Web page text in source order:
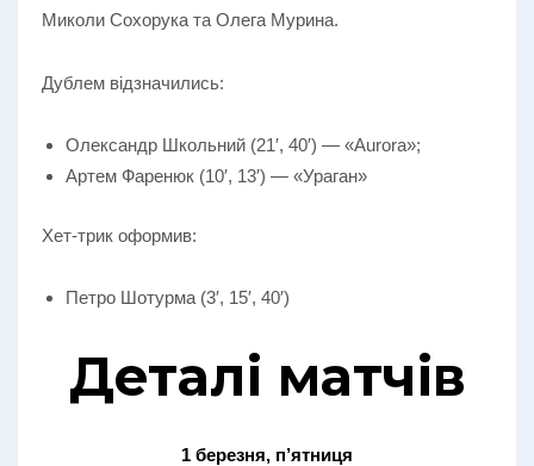
Миколи Сохорука та Олега Мурина.
Дублем відзначились:
Олександр Школьний (21′, 40′) — «Aurora»;
Артем Фаренюк (10′, 13′) — «Ураган»
Хет-трик оформив:
Петро Шотурма (3′, 15′, 40′)
Деталі матчів
1 березня, п’ятниця